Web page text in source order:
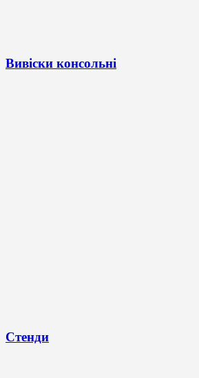
Вивіски консольні
Стенди